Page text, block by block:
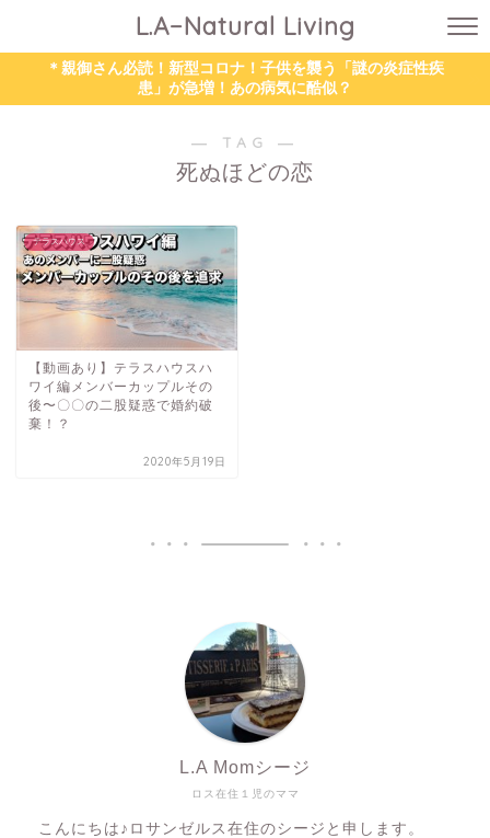
L.A−Natural Living
＊親御さん必読！新型コロナ！子供を襲う「謎の炎症性疾
患」が急増！あの病気に酷似？
― TAG ―
死ぬほどの恋
テラスハウス
【動画あり】テラスハウスハ
ワイ編メンバーカップルその
後〜〇〇の二股疑惑で婚約破
棄！？
2020年5月19日
ロス在住１児のママ
L.A Momシージ
こんにちは♪ロサンゼルス在住のシージと申します。